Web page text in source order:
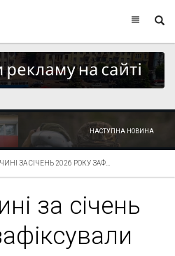
НАСТУПНА НОВИНА
ЗА СІЧЕНЬ 2026 РОКУ ЗАФ...
за січень